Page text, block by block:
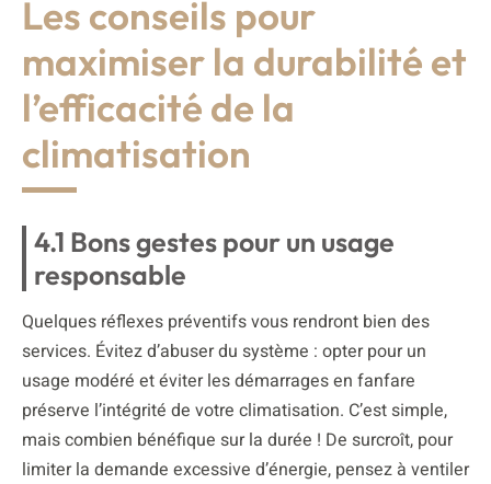
Les conseils pour
maximiser la durabilité et
l’efficacité de la
climatisation
4.1 Bons gestes pour un usage
responsable
Quelques réflexes préventifs vous rendront bien des
services. Évitez d’abuser du système : opter pour un
usage modéré et éviter les démarrages en fanfare
préserve l’intégrité de votre climatisation. C’est simple,
mais combien bénéfique sur la durée ! De surcroît, pour
limiter la demande excessive d’énergie, pensez à ventiler